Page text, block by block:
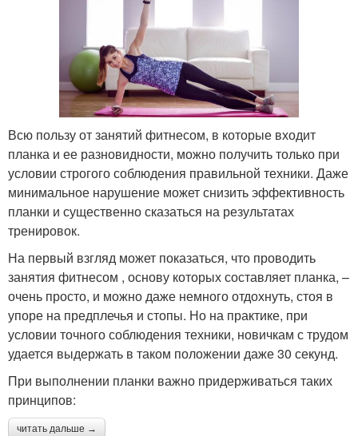
Всю пользу от занятий фитнесом, в которые входит
планка и ее разновидности, можно получить только при
условии строгого соблюдения правильной техники. Даже
минимальное нарушение может снизить эффективность
планки и существенно сказаться на результатах
тренировок.
На первый взгляд может показаться, что проводить
занятия фитнесом , основу которых составляет планка, –
очень просто, и можно даже немного отдохнуть, стоя в
упоре на предплечья и стопы. Но на практике, при
условии точного соблюдения техники, новичкам с трудом
удается выдержать в таком положении даже 30 секунд.
При выполнении планки важно придерживаться таких
принципов:
читать дальше →